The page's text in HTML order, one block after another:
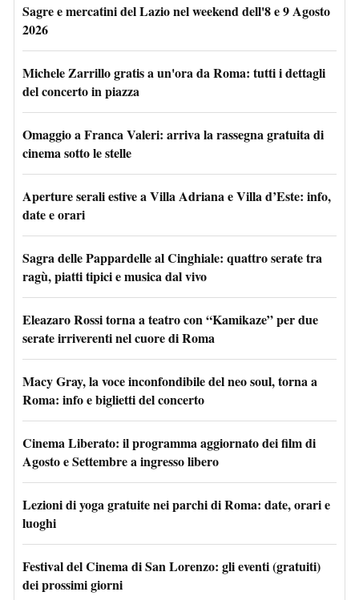
Sagre e mercatini del Lazio nel weekend dell'8 e 9 Agosto
2026
Michele Zarrillo gratis a un'ora da Roma: tutti i dettagli
del concerto in piazza
Omaggio a Franca Valeri: arriva la rassegna gratuita di
cinema sotto le stelle
Aperture serali estive a Villa Adriana e Villa d’Este: info,
date e orari
Sagra delle Pappardelle al Cinghiale: quattro serate tra
ragù, piatti tipici e musica dal vivo
Eleazaro Rossi torna a teatro con “Kamikaze” per due
serate irriverenti nel cuore di Roma
Macy Gray, la voce inconfondibile del neo soul, torna a
Roma: info e biglietti del concerto
Cinema Liberato: il programma aggiornato dei film di
Agosto e Settembre a ingresso libero
Lezioni di yoga gratuite nei parchi di Roma: date, orari e
luoghi
Festival del Cinema di San Lorenzo: gli eventi (gratuiti)
dei prossimi giorni